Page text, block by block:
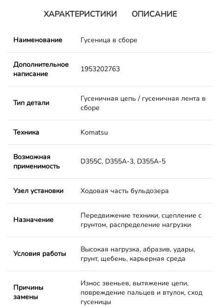
ХАРАКТЕРИСТИКИ ОПИСАНИЕ
Наименование Гусеница в сборе
Дополнительное
написание
1953202763
Тип детали
Гусеничная цепь / гусеничная лента в
сборе
Техника Komatsu
Возможная
применимость
D355C, D355A-3, D355A-5
Узел установки Ходовая часть бульдозера
Назначение
Передвижение техники, сцепление с
грунтом, распределение нагрузки
Условия работы
Высокая нагрузка, абразив, удары,
грунт, щебень, карьерная среда
Причины
замены
Износ звеньев, вытяжение цепи,
повреждение пальцев и втулок, сход
гусеницы